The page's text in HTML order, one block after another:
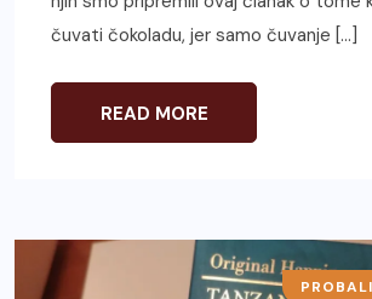
čuvati čokoladu, jer samo čuvanje […]
READ MORE